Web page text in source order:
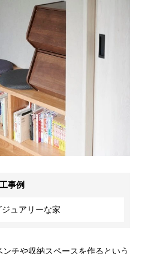
事例
ュアリーな家
チや収納スペースを作るという